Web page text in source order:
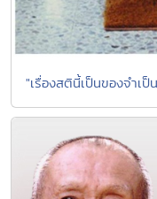
"เรื่องสตินี้เป็นของจำเ